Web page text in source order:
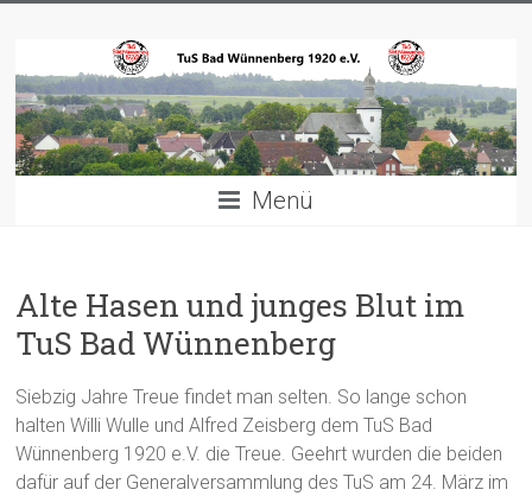
Bad
Wünnenberg
1920
Menü
Alte Hasen und junges Blut im
TuS Bad Wünnenberg
Siebzig Jahre Treue findet man selten. So lange schon
halten Willi Wulle und Alfred Zeisberg dem TuS Bad
Wünnenberg 1920 e.V. die Treue. Geehrt wurden die beiden
dafür auf der Generalversammlung des TuS am 24. März im